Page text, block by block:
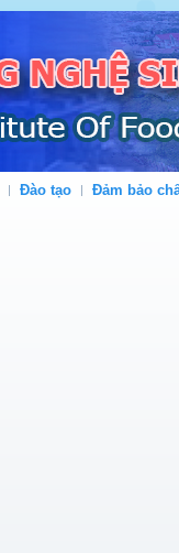
Đào tạo Đảm bảo